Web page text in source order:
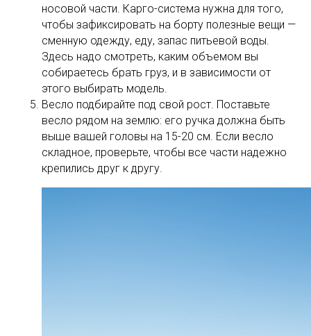
носовой части. Карго-система нужна для того,
чтобы зафиксировать на борту полезные вещи —
сменную одежду, еду, запас питьевой воды.
Здесь надо смотреть, каким объемом вы
собираетесь брать груз, и в зависимости от
этого выбирать модель.
Весло подбирайте под свой рост. Поставьте
весло рядом на землю: его ручка должна быть
выше вашей головы на 15-20 см. Если весло
складное, проверьте, чтобы все части надежно
крепились друг к другу.